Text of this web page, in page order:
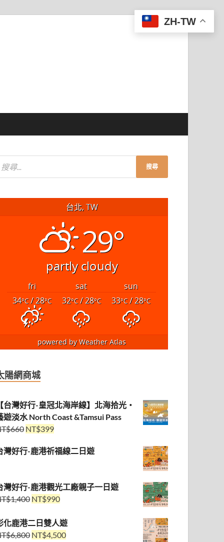
台北, TW
29°
partly cloudy
fri sat
sun
34°C/ 28°C 32°C/ 28°C 33°C/ 28°C
powered byWeather Atlas
陽網商城
台灣好行-皇冠北海岸線】北海拾光・
遊淡水 North Coast &Tamsui Pass
660 NT$399
灣好行-鹿港祈福線二日遊
灣好行-鹿港觀光工廠親子一日遊
1,400 NT$990
化鹿港二日雙人遊
6,800 NT$4,500
ZH-TW